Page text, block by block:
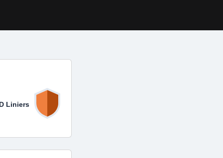
Liniers